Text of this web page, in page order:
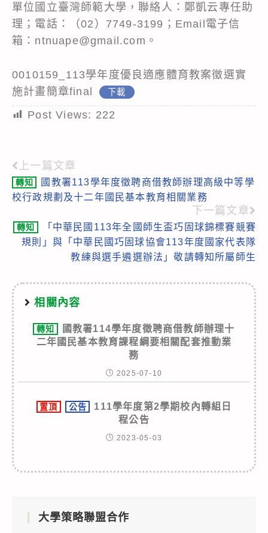
單位國立臺灣師範大學，聯絡人：鄭凱云專任助
理；電話：（02）7749-3199；Email電子信
箱：ntnuape@gmail.com。
0010159_113學年度優良適應體育教案徵選實
施計畫簡章final
下載
Post Views: 222
Read
more
上一篇文章
轉知
國教署113學年度徵聘商借教師辦理高級中等學
校行政規劃及十二年國民基本教育相關業務
下一篇文章
轉知
「中華民國113年全國師生盃巧固球錦標賽競賽
規則」與「中華民國巧固球協會113年度國家代表隊
教練與選手遴選辦法」敬請轉知所屬師生
相關內容
轉知
國教署114學年度徵聘商借教師辦理十
二年國民基本教育課程綱要相關配套推動業
務
2025-07-10
置頂 公告
111學年度第2學期校內轉組日
程公告
2023-05-03
大學策略聯盟合作